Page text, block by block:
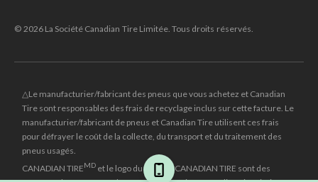
© 2026 La Société Canadian Tire Limitée. Tous droits réservés.
△Le manufacturier/fabricant des pneus que vous achetez et Canadian
Tire sont responsables des frais de recyclage inclus sur cette facture. Le
manufacturier/fabricant de pneus et Canadian Tire utilisent ces frais
pour défrayer le coût de la collecte, du transport et du traitement des
pneus usagés.
CANADIAN TIREMD et le logo du triangle CANADIAN TIRE sont des